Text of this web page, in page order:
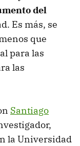
del
Es más, se
que
para las
las
Santiago
la Universidad